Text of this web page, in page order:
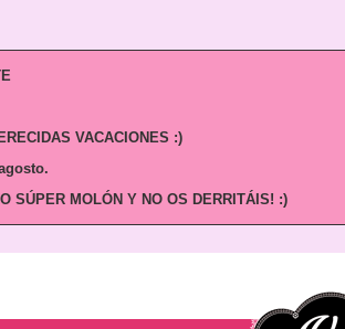
VACACIONES :)
SÚPER MOLÓN Y NO OS DERRITÁIS! :)